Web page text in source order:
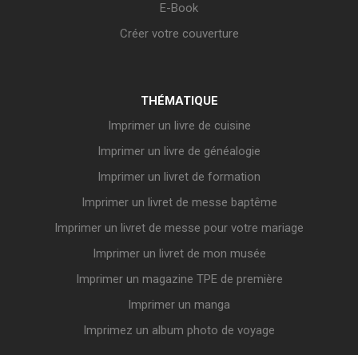
E-Book
Créer votre couverture
THÉMATIQUE
Imprimer un livre de cuisine
Imprimer un livre de généalogie
Imprimer un livret de formation
Imprimer un livret de messe baptême
Imprimer un livret de messe pour votre mariage
Imprimer un livret de mon musée
Imprimer un magazine TPE de première
Imprimer un manga
Imprimez un album photo de voyage